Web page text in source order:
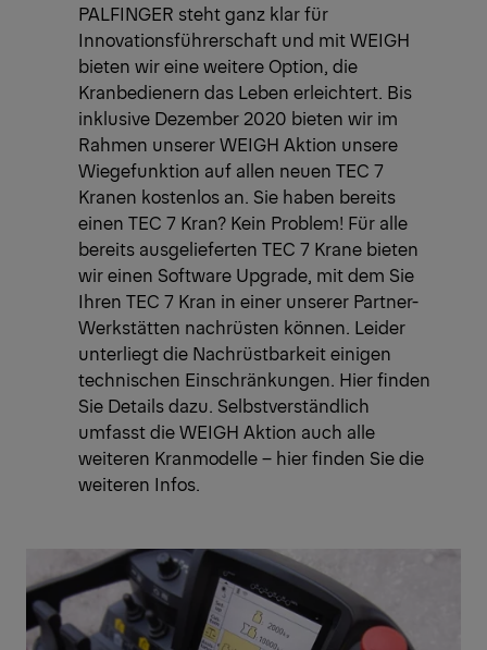
PALFINGER steht ganz klar für
Innovationsführerschaft und mit WEIGH
bieten wir eine weitere Option, die
Kranbedienern das Leben erleichtert. Bis
inklusive Dezember 2020 bieten wir im
Rahmen unserer WEIGH Aktion unsere
Wiegefunktion auf allen neuen TEC 7
Kranen kostenlos an. Sie haben bereits
einen TEC 7 Kran? Kein Problem! Für alle
bereits ausgelieferten TEC 7 Krane bieten
wir einen Software Upgrade, mit dem Sie
Ihren TEC 7 Kran in einer unserer Partner-
Werkstätten nachrüsten können. Leider
unterliegt die Nachrüstbarkeit einigen
technischen Einschränkungen. Hier finden
Sie Details dazu. Selbstverständlich
umfasst die WEIGH Aktion auch alle
weiteren Kranmodelle – hier finden Sie die
weiteren Infos.